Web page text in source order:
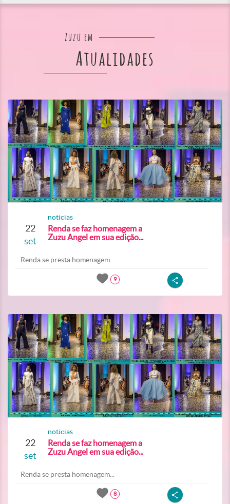
Zuzu em
Atualidades
22
set
noticias
Renda se faz homenagem a
Zuzu Angel em sua edição...
Renda se presta homenagem...
9
22
set
noticias
Renda se faz homenagem a
Zuzu Angel em sua edição...
Renda se presta homenagem...
8